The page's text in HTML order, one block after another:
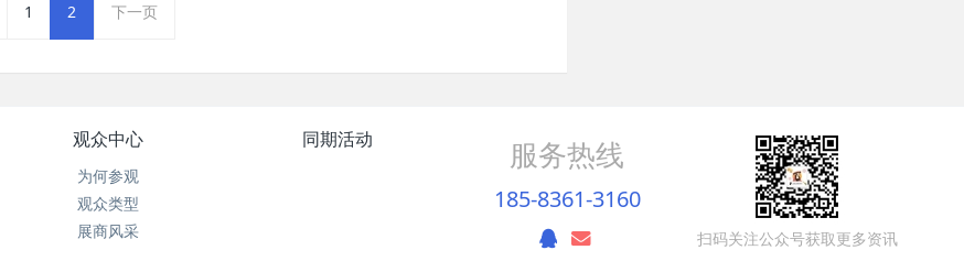
1 2 下一页
观众中心
为何参观
观众类型
展商风采
同期活动 服务热线
185-8361-3160
扫码关注公众号获取更多资讯